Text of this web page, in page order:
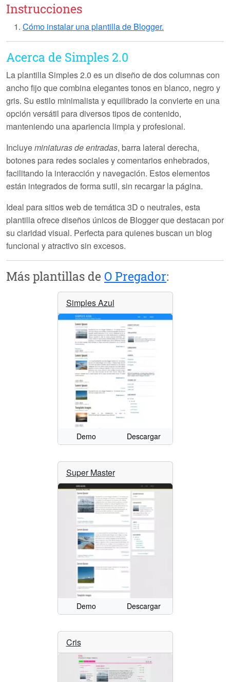
Instrucciones
Cómo instalar una plantilla de Blogger.
Acerca de Simples 2.0
La plantilla Simples 2.0 es un diseño de dos columnas con
ancho fijo que combina elegantes tonos en blanco, negro y
gris. Su estilo minimalista y equilibrado la convierte en una
opción versátil para diversos tipos de contenido,
manteniendo una apariencia limpia y profesional.
Incluyeminiaturas de entradas, barra lateral derecha,
botones para redes sociales y comentarios enhebrados,
facilitando la interacción y navegación. Estos elementos
están integrados de forma sutil, sin recargar la página.
Ideal para sitios web de temática3D o neutrales, esta
plantilla ofrece diseños únicos de Blogger que destacan por
su claridad visual. Perfecta para quienes buscan un blog
funcional y atractivo sin excesos.
Más plantillas de O Pregador:
Simples Azul
Demo Descargar
Super Master
Demo Descargar
Cris